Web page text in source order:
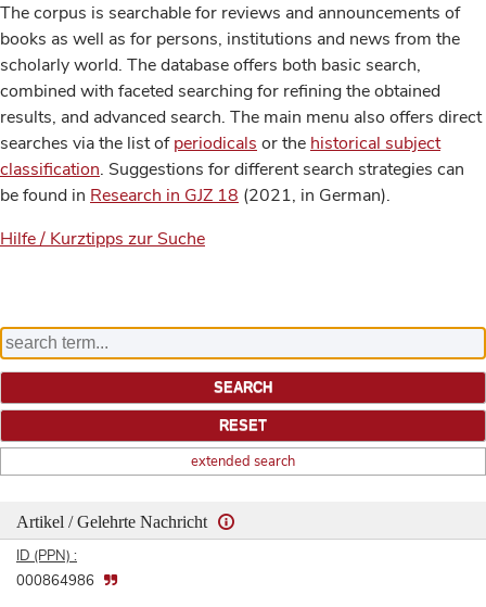
The corpus is searchable for reviews and announcements of
books as well as for persons, institutions and news from the
scholarly world. The database offers both basic search,
combined with faceted searching for refining the obtained
results, and advanced search. The main menu also offers direct
searches via the list ofperiodicals or the historical subject
classification. Suggestions for different search strategies can
be found in Research in GJZ 18 (2021, in German).
Hilfe / Kurztipps zur Suche
extended search
Artikel / Gelehrte Nachricht
ID (PPN) :
000864986